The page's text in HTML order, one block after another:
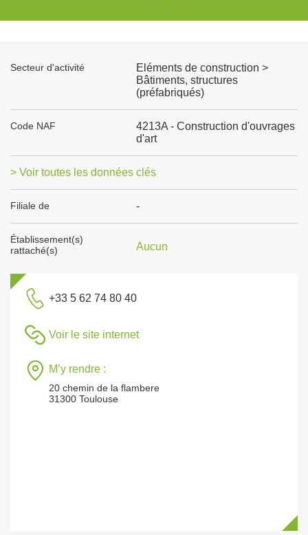
Secteur d'activité
Eléments de construction >
Bâtiments, structures
(préfabriqués)
Code NAF
4213A - Construction d'ouvrages
d'art
> Voir toutes les données clés
Filiale de -
Établissement(s)
rattaché(s)
Aucun
+33 5 62 74 80 40
Voir le site internet
M’y rendre :
20 chemin de la flambere
31300 Toulouse